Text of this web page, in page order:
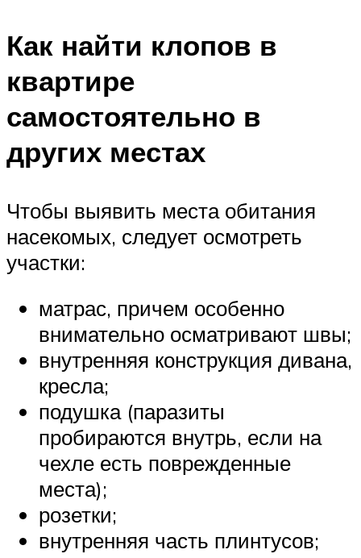
Как найти клопов в
квартире
самостоятельно в
других местах
Чтобы выявить места обитания
насекомых, следует осмотреть
участки:
матрас, причем особенно
внимательно осматривают швы;
внутренняя конструкция дивана,
кресла;
подушка (паразиты
пробираются внутрь, если на
чехле есть поврежденные
места);
розетки;
внутренняя часть плинтусов;